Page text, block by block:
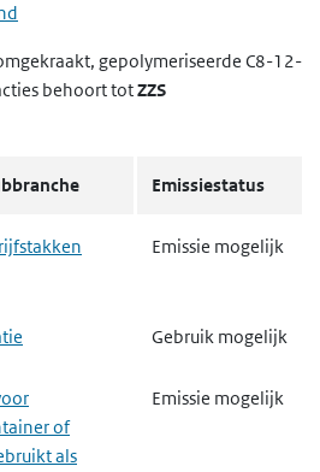
gepolymeriseerde C8-12-
behoort totZZS
Emissiestatus
Emissie mogelijk
Gebruik mogelijk
of
als
Emissie mogelijk